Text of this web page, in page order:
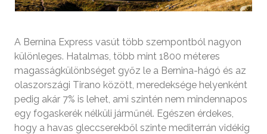
A Bernina Express vasút több szempontból nagyon
különleges. Hatalmas, több mint 1800 méteres
magasságkülönbséget győz le a Bernina-hágó és az
olaszországi Tirano között, meredeksége helyenként
pedig akár 7% is lehet, ami szintén nem mindennapos
egy fogaskerék nélküli járműnél. Egészen érdekes,
hogy a havas gleccserekből szinte mediterrán vidékig